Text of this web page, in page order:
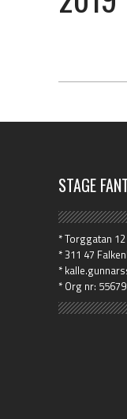
STAGE
* Torggatan 12
* 311 47
*
* Org nr: